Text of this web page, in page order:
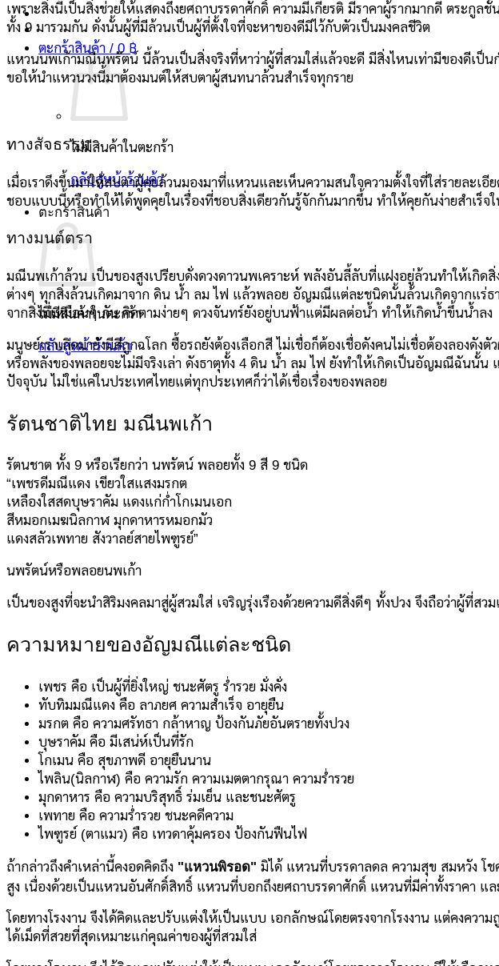
ตะกร้าสินค้า /0 ฿
ไม่มีสินค้าในตะกร้า
กลับสู่หน้าร้านค้า
ตะกร้าสินค้า
ไม่มีสินค้าในตะกร้า
กลับสู่หน้าร้านค้า
เพราะสิ่งนี้เป็นสิ่งช่วยให้แสดงถึงยศถาบรรดาศักดิ์ ความมีเกียรติ มีราคาผู้รากมากดี ตระ
ทั้ง 9 มารวมกัน ดั่งนั้นผู้ที่มีล้วนเป็นผู้ที่ตั้งใจที่จะหาของดีมีไว้กับตัวเป็นมงคลชีวิต
แหวนนพเก้ามณีนพรัตน์ นี้ล้วนเป็นสิ่งจริงที่หาว่าผู้ที่สวมใส่แล้วจะดี มีสิ่งไหนเท่ามีของดีเป็น
ขอให้นำแหวนวงนี้มาต้องมนต์ให้สบตาผู้สนทนาล้วนสำเร็จทุกราย
ทางสัจธรรม
เมื่อเราดึงขึ้นมาให้สบตาผู้คุยล้วนมองมาที่แหวนและเห็นความสนใจความตั้งใจที่ใส่รายละ
ชอบแบบนี้หรือทำให้ได้พูดคุยในเรื่องที่ชอบสิ่งเดียวกันรู้จักกันมากขึ้น ทำให้คุยกันง่ายสำเร็
ทางมนต์ตรา
มณีนพเก้าล้วน เป็นของสูงเปรียบดั่งดวงดาวนพเคราะห์ พลังอันลี้ลับที่แฝงอยู่ล้วนทำให้เกิด
ต่างๆ ทุกสิ่งล้วนเกิดมาจาก ดิน น้ำ ลม ไฟ แล้วพลอย อัญมณีแต่ละชนิดนั้นล้วนเกิดจากแร่
จากสิ่งที่เหมือนๆ กัน คิดตามง่ายๆ ดวงจันทร์ยังอยู่บนฟ้าแต่มีผลต่อน้ำ ทำให้เกิดน้ำขึ้นน้ำลง
มนูษย์เราเกิดมายังมีสีถูกฉโลก ซื้อรถยังต้องเลือกสี ไม่เชื่อก็ต้องเชื่อดังคนไม่เชื่อต้องลอง
หรือพลังของพลอยจะไม่มีจริงเล่า ดังธาตุทั้ง 4 ดิน น้ำ ลม ไฟ ยังทำให้เกิดเป็นอัญมณีฉันนั้
ปัจจุบัน ไม่ใช่แค่ในประเทศไทยแต่ทุกประเทศก็ว่าได้เชื่อเรื่องของพลอย
รัตนชาติไทย มณีนพเก้า
รัตนชาต ทั้ง 9 หรือเรียกว่า นพรัตน์ พลอยทั้ง 9 สี 9 ชนิด
“เพชรดีมณีแดง เขียวใสแสงมรกต
เหลืองใสสดบุษราคัม แดงแก่ก่ำโกเมนเอก
สีหมอกเมฆนิลกาฬ มุกดาหารหมอกมัว
แดงสลัวเพทาย สังวาลย์สายไพฑูรย์”
นพรัตน์หรือพลอยนพเก้า
เป็นของสูงที่จะนำสิริมงคลมาสู่ผู้สวมใส่ เจริญรุ่งเรืองด้วยความดีสิ่งดีๆ ทั้งปวง จึงถือว่าผู้ที่
ความหมายของอัญมณีแต่ละชนิด
เพชร คือ เป็นผู้ที่ยิ่งใหญ่ ชนะศัตรู ร่ำรวย มั่งคั่ง
ทับทิมมณีแดง คือ ลาภยศ ความสำเร็จ อายุยืน
มรกต คือ ความศรัทธา กล้าหาญ ป้องกันภัยอันตรายทั้งปวง
บุษราคัม คือ มีเสน่ห์เป็นที่รัก
โกเมน คือ สุขภาพดี อายุยืนนาน
ไพลิน(นิลกาฬ) คือ ความรัก ความเมตตากรุณา ความร่ำรวย
มุกดาหาร คือ ความบริสุทธิ์ ร่มเย็น และชนะศัตรู
เพทาย คือ ความร่ำรวย ชนะคดีความ
ไพฑูรย์ (ตาแมว) คือ เทวดาคุ้มครอง ป้องกันฟืนไฟ
ถ้ากล่าวถึงคำเหล่านี้คงอดคิดถึง "แหวนพิรอด" มิได้ แหวนที่บรรดาลดล ความสุข สมหวัง โ
สูง เนื่องด้วยเป็นแหวนอันศักดิ์สิทธิ์ แหวนที่บอกถึงยศถาบรรดาศักดิ์ แหวนที่มีค่าทั้งราคา แล
โดยทางโรงงาน จึงได้คิดและปรับแต่งให้เป็นแบบ เอกลักษณ์โดยตรงจากโรงงาน แต่คงคว
ได้เม็ดที่สวยที่สุดเหมาะแก่คุณค่าของผู้ที่สวมใส่